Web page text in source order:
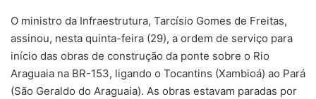
O ministro da Infraestrutura, Tarcísio Gomes de Freitas,
assinou, nesta quinta-feira (29), a ordem de serviço para
início das obras de construção da ponte sobre o Rio
Araguaia na BR-153, ligando o Tocantins (Xambioá) ao Pará
(São Geraldo do Araguaia). As obras estavam paradas por